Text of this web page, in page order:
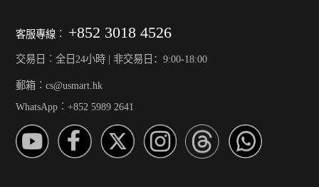
客服專線︰ +852 3018 4526
交易日︰全日24小時 | 非交易日：9:00-18:00
郵箱︰cs@usmart.hk
WhatsApp︰+852 5989 2641